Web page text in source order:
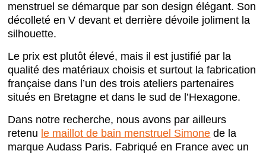
menstruel se démarque par son design élégant. Son
décolleté en V devant et derrière dévoile joliment la
silhouette.
Le prix est plutôt élevé, mais il est justifié par la
qualité des matériaux choisis et surtout la fabrication
française dans l’un des trois ateliers partenaires
situés en Bretagne et dans le sud de l’Hexagone.
Dans notre recherche, nous avons par ailleurs
retenu le maillot de bain menstruel Simone de la
marque Audass Paris. Fabriqué en France avec un